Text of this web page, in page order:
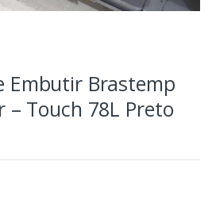
Embutir Brastemp
– Touch 78L Preto